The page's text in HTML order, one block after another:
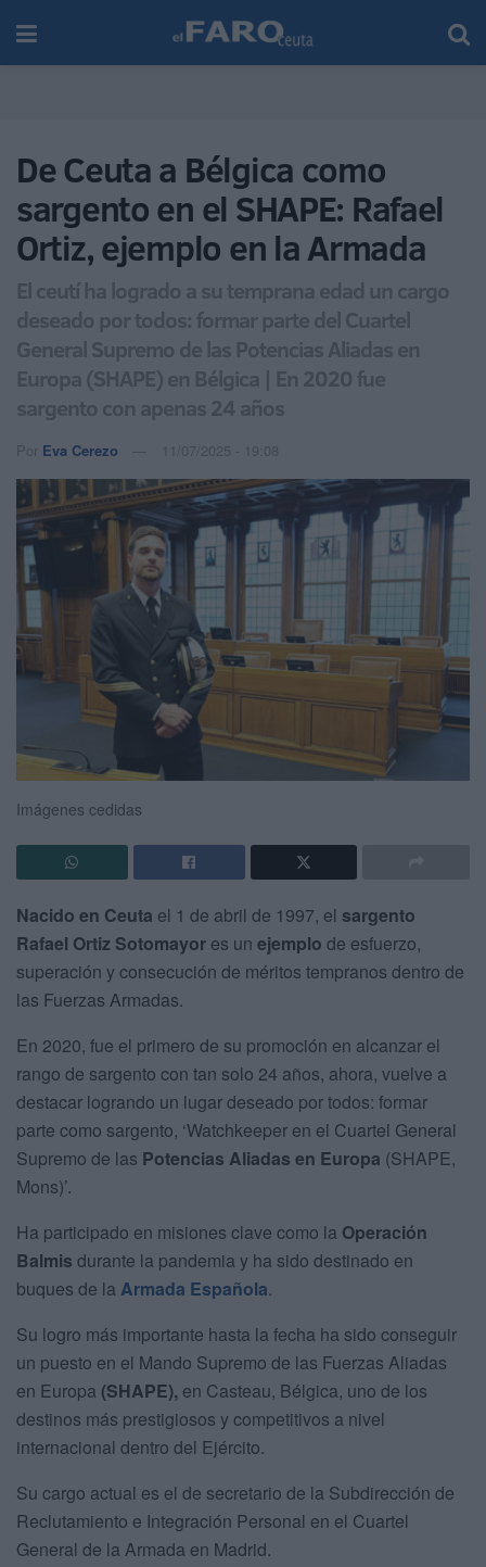
De Ceuta a Bélgica como
sargento en el SHAPE: Rafael
Ortiz, ejemplo en la Armada
El ceutí ha logrado a su temprana edad un cargo
deseado por todos: formar parte del Cuartel
General Supremo de las Potencias Aliadas en
Europa (SHAPE) en Bélgica | En 2020 fue
sargento con apenas 24 años
Por Eva Cerezo 11/07/2025 - 19:08
Imágenes cedidas
Nacido en Ceuta el 1 de abril de 1997, el sargento
Rafael Ortiz Sotomayor es un ejemplo de esfuerzo,
superación y consecución de méritos tempranos dentro de
las Fuerzas Armadas.
En 2020, fue el primero de su promoción en alcanzar el
rango de sargento con tan solo 24 años, ahora, vuelve a
destacar logrando un lugar deseado por todos: formar
parte como sargento, ‘Watchkeeper en el Cuartel General
Supremo de las Potencias Aliadas en Europa (SHAPE,
Mons)’.
Ha participado en misiones clave como la Operación
Balmis durante la pandemia y ha sido destinado en
buques de la Armada Española.
Su logro más importante hasta la fecha ha sido conseguir
un puesto en el Mando Supremo de las Fuerzas Aliadas
en Europa (SHAPE), en Casteau, Bélgica, uno de los
destinos más prestigiosos y competitivos a nivel
internacional dentro del Ejército.
Su cargo actual es el de secretario de la Subdirección de
Reclutamiento e Integración Personal en el Cuartel
General de la Armada en Madrid.